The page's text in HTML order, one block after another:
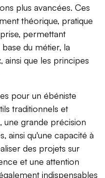
plus avancées. Ces
théorique, pratique
permettant
du métier, la
ainsi que les principes
pour un ébéniste
traditionnels et
une grande précision
ainsi qu'une capacité à
des projets sur
et une attention
indispensables